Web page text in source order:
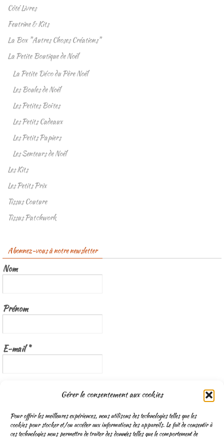
Gérer le consentement aux cookies
Pour offrir les meilleures expériences, nous utilisons des technologies telles que les
cookies pour stocker et/ou accéder aux informations des appareils. Le fait de consentir à
ces technologies nous permettra de traiter des données telles que le comportement de
Côté Livres
Feutrine & Kits
La Box "Autres Choses Créations"
La Petite Boutique de Noël
La Petite Déco du Père Noël
Les Boules de Noël
Les Petites Boîtes
Les Petits Cadeaux
Les Petits Papiers
Les Senteurs de Noël
Les Kits
Les Petits Prix
Tissus Couture
Tissus Patchwork
Abonnez-vous à notre newsletter
Nom
Prénom
E-mail*
Nous gardons vos données privées et ne les partageons qu’avec les
tierces parties qui rendent ce service possible.Lisez notre politique de
confidentialité